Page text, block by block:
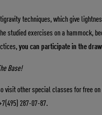
techniques, which give
studied exercises on a hammock,
you can participate in the
Base!
visit other special classes for free on
287-07-87.